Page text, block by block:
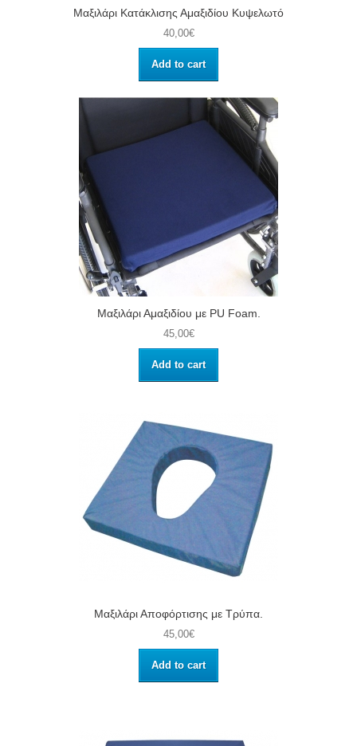
Μαξιλάρι Κατάκλισης Αμαξιδίου Κυψελωτό
40,00€
Add to cart
Μαξιλάρι Αμαξιδίου με PU Foam.
45,00€
Add to cart
Μαξιλάρι Αποφόρτισης με Τρύπα.
45,00€
Add to cart